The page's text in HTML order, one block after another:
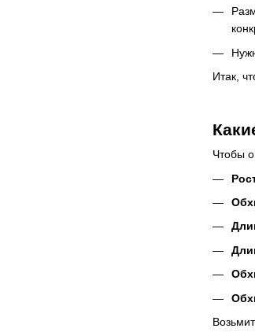
Итак,
Чтобы